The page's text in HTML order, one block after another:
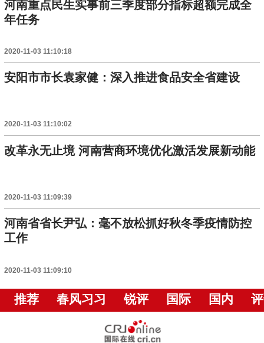
河南重点民生实事前三季度部分指标超额完成全
年任务
2020-11-03 11:10:18
安阳市市长袁家健：深入推进食品安全省建设
2020-11-03 11:10:02
改革永无止境 河南营商环境优化激活发展新动能
2020-11-03 11:09:39
河南省省长尹弘：毫不放松抓好秋冬季疫情防控
工作
2020-11-03 11:09:10
推荐 春风习习 锐评 国际 国内